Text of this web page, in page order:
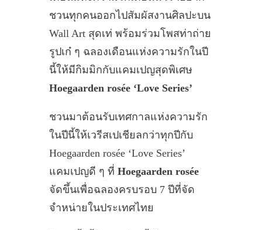
ชวนทุกคนออกไปสัมผัสงานศิลปะบน
Wall Art สุดเท่ พร้อมร่วมโพสท่าถ่าย
รูปเก๋ ๆ ฉลองเดือนแห่งความรักในปี
นี้ให้มีกิมมิกกับแคมเปญสุดพิเศษ
Hoegaarden rosée ‘Love Series’
ชวนมาต้อนรับเทศกาลแห่งความรัก
ในปีนี้ให้เวรีสเปเชียลกว่าทุกปีกับ
Hoegaarden rosée ‘Love Series’
แคมเปญดี ๆ ที่ Hoegaarden rosée
จัดขึ้นเพื่อฉลองครบรอบ 7 ปีที่จัด
จำหน่ายในประเทศไทย